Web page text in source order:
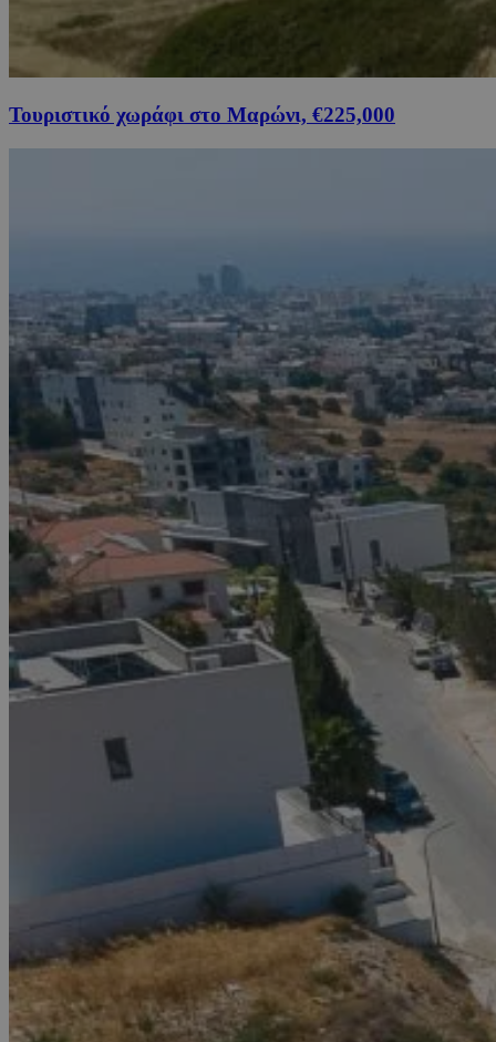
Τουριστικό χωράφι στο Μαρώνι, €225,000